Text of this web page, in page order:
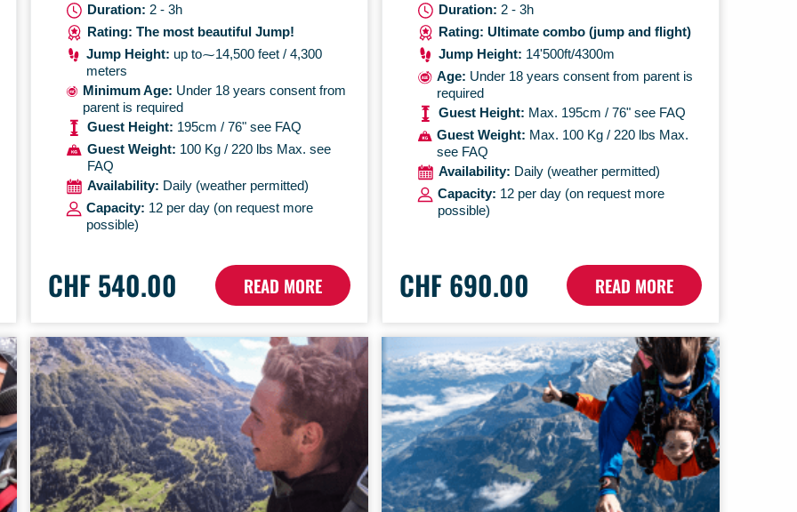
Duration: 2 - 3h
Rating: The most beautiful Jump!
Jump Height: up to⁓14,500 feet / 4,300
meters
Minimum Age: Under 18 years consent from
parent is required
Guest Height: 195cm / 76" see FAQ
Guest Weight: 100 Kg / 220 lbs Max. see
FAQ
Availability: Daily (weather permitted)
Capacity: 12 per day (on request more
possible)
CHF 540.00 READ MORE
Duration: 2 - 3h
Rating: Ultimate combo (jump and flight)
Jump Height: 14'500ft/4300m
Age: Under 18 years consent from parent is
required
Guest Height: Max. 195cm / 76" see FAQ
Guest Weight: Max. 100 Kg / 220 lbs Max.
see FAQ
Availability: Daily (weather permitted)
Capacity: 12 per day (on request more
possible)
CHF 690.00 READ MORE